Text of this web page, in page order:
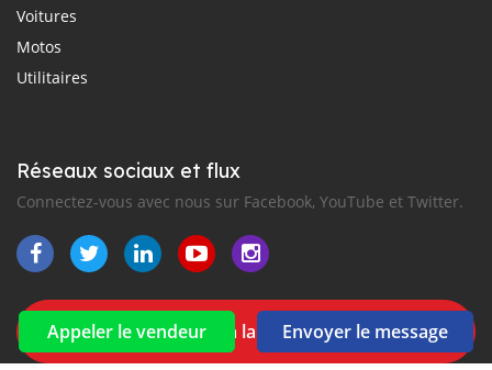
Appeler le vendeur Envoyer le message
Voitures
Motos
Utilitaires
Réseaux sociaux et flux
Connectez-vous avec nous sur Facebook, YouTube et Twitter.
Souscrire à la newsletter